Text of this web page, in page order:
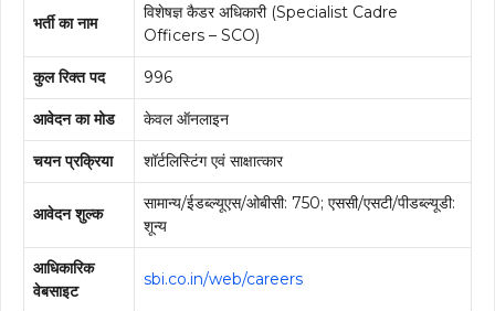
भर्ती का नाम
विशेषज्ञ कैडर अधिकारी (Specialist Cadre
Officers – SCO)
कुल रिक्त पद 996
आवेदन का मोड केवल ऑनलाइन
चयन प्रक्रिया शॉर्टलिस्टिंग एवं साक्षात्कार
आवेदन शुल्क
सामान्य/ईडब्ल्यूएस/ओबीसी: ₹750; एससी/एसटी/पीडब्ल्यूडी:
शून्य
आधिकारिक
वेबसाइट
sbi.co.in/web/careers